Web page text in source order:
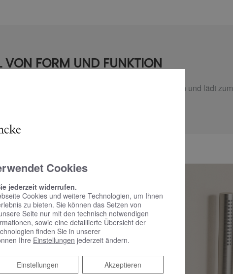
VON FORM UND FUNKTION
geometrischer Präzision und sanften Kurven und lädt zum
Cookies
jederzeit widerrufen.
Cookies und weitere Technologien, um Ihnen
zu bieten. Sie können das Setzen von
Seite nur mit den technisch notwendigen
sowie eine detaillierte Übersicht der
finden Sie in unserer
Ihre Einstellungen jederzeit ändern.
Akzeptieren
Einstellungen